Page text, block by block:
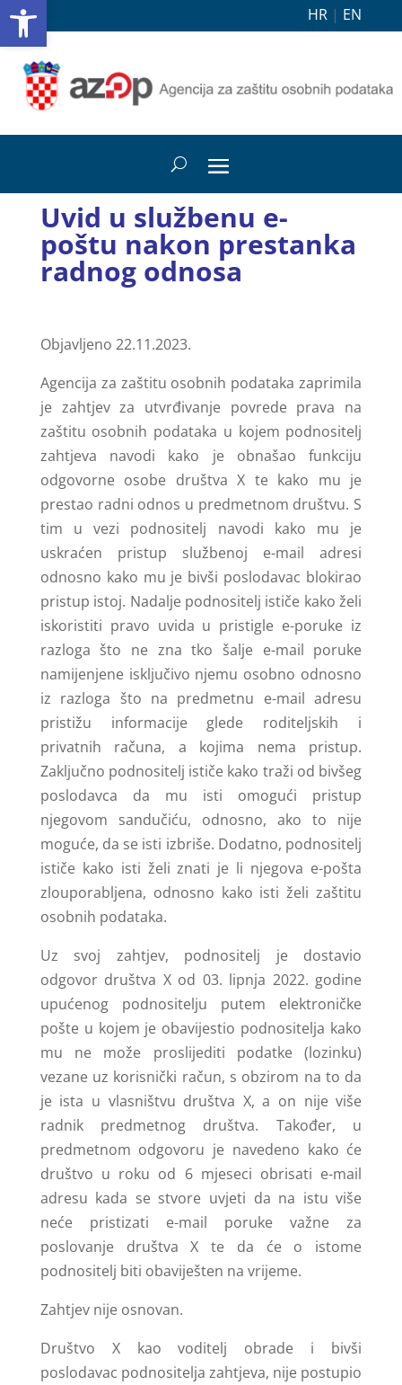
HR | EN
Uvid u službenu e-
poštu nakon prestanka
radnog odnosa
Objavljeno 22.11.2023.
Agencija za zaštitu osobnih podataka zaprimila
je zahtjev za utvrđivanje povrede prava na
zaštitu osobnih podataka u kojem podnositelj
zahtjeva navodi kako je obnašao funkciju
odgovorne osobe društva X te kako mu je
prestao radni odnos u predmetnom društvu. S
tim u vezi podnositelj navodi kako mu je
uskraćen pristup službenoj e-mail adresi
odnosno kako mu je bivši poslodavac blokirao
pristup istoj. Nadalje podnositelj ističe kako želi
iskoristiti pravo uvida u pristigle e-poruke iz
razloga što ne zna tko šalje e-mail poruke
namijenjene isključivo njemu osobno odnosno
iz razloga što na predmetnu e-mail adresu
pristižu informacije glede roditeljskih i
privatnih računa, a kojima nema pristup.
Zaključno podnositelj ističe kako traži od bivšeg
poslodavca da mu isti omogući pristup
njegovom sandučiću, odnosno, ako to nije
moguće, da se isti izbriše. Dodatno, podnositelj
ističe kako isti želi znati je li njegova e-pošta
zlouporabljena, odnosno kako isti želi zaštitu
osobnih podataka.
Uz svoj zahtjev, podnositelj je dostavio
odgovor društva X od 03. lipnja 2022. godine
upućenog podnositelju putem elektroničke
pošte u kojem je obavijestio podnositelja kako
mu ne može proslijediti podatke (lozinku)
vezane uz korisnički račun, s obzirom na to da
je ista u vlasništvu društva X, a on nije više
radnik predmetnog društva. Također, u
predmetnom odgovoru je navedeno kako će
društvo u roku od 6 mjeseci obrisati e-mail
adresu kada se stvore uvjeti da na istu više
neće pristizati e-mail poruke važne za
poslovanje društva X te da će o istome
podnositelj biti obaviješten na vrijeme.
Zahtjev nije osnovan.
Društvo X kao voditelj obrade i bivši
poslodavac podnositelja zahtjeva, nije postupio